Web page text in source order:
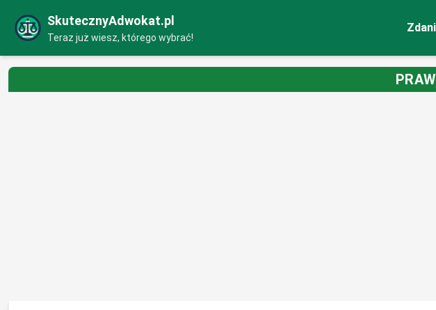
SkutecznyAdwokat.pl
Teraz już wiesz, którego wybrać!